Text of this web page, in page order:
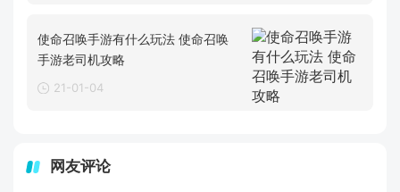
使命召唤手游有什么玩法 使命召唤
手游老司机攻略
21-01-04
网友评论